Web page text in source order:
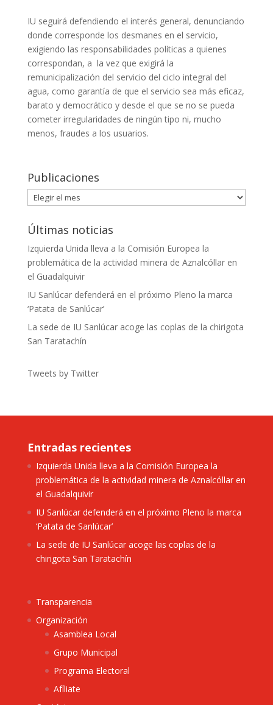
IU seguirá defendiendo el interés general, denunciando
donde corresponde los desmanes en el servicio,
exigiendo las responsabilidades políticas a quienes
correspondan, a la vez que exigirá la
remunicipalización del servicio del ciclo integral del
agua, como garantía de que el servicio sea más eficaz,
barato y democrático y desde el que se no se pueda
cometer irregularidades de ningún tipo ni, mucho
menos, fraudes a los usuarios.
Publicaciones
Publicaciones
Últimas noticias
Izquierda Unida lleva a la Comisión Europea la
problemática de la actividad minera de Aznalcóllar en
el Guadalquivir
IU Sanlúcar defenderá en el próximo Pleno la marca
‘Patata de Sanlúcar’
La sede de IU Sanlúcar acoge las coplas de la chirigota
San Taratachín
Tweets by Twitter
Entradas recientes
Izquierda Unida lleva a la Comisión Europea la
problemática de la actividad minera de Aznalcóllar en
el Guadalquivir
IU Sanlúcar defenderá en el próximo Pleno la marca
‘Patata de Sanlúcar’
La sede de IU Sanlúcar acoge las coplas de la
chirigota San Taratachín
Transparencia
Organización
Asamblea Local
Grupo Municipal
Programa Electoral
Afíliate